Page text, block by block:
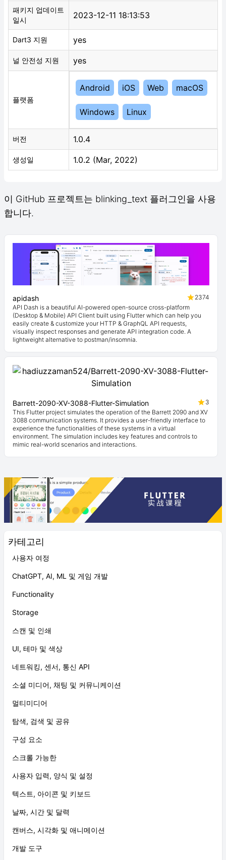
카테고리
사용자 여정
ChatGPT, AI, ML 및 게임 개발
Functionality
Storage
스캔 및 인쇄
UI, 테마 및 색상
네트워킹, 센서, 통신 API
소셜 미디어, 채팅 및 커뮤니케이션
멀티미디어
탐색, 검색 및 공유
구성 요소
스크롤 가능한
사용자 입력, 양식 및 설정
텍스트, 아이콘 및 키보드
날짜, 시간 및 달력
캔버스, 시각화 및 애니메이션
개발 도구
패키지 업데이트
일시
2023-12-11 18:13:53
Dart3 지원 yes
널 안전성 지원 yes
플랫폼
Android iOS Web macOS
Windows Linux
버전 1.0.4
생성일 1.0.2 (Mar, 2022)
이 GitHub 프로젝트는 blinking_text 플러그인을 사용
합니다.
apidash
2374
API Dash is a beautiful AI-powered open-source cross-platform
(Desktop & Mobile) API Client built using Flutter which can help you
easily create & customize your HTTP & GraphQL API requests,
visually inspect responses and generate API integration code. A
lightweight alternative to postman/insomnia.
Barrett-2090-XV-3088-Flutter-Simulation
3
This Flutter project simulates the operation of the Barrett 2090 and XV
3088 communication systems. It provides a user-friendly interface to
experience the functionalities of these systems in a virtual
environment. The simulation includes key features and controls to
mimic real-world scenarios and interactions.